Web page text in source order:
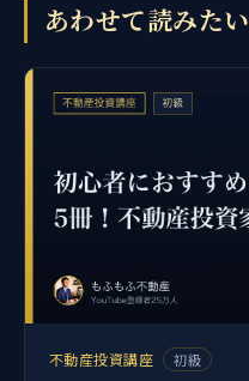
あわせて読みたい
不動産投資講座 初級